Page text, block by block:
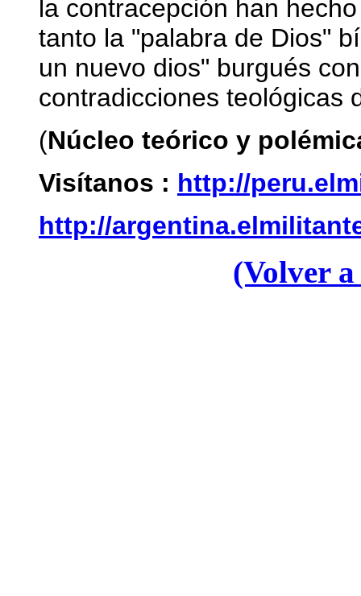
la contracepción han
tanto la "palabra de Dios"
un nuevo dios" burgués
contradicciones teológicas
(Núcleo teórico y
Visítanos : http://
http://
(Volver